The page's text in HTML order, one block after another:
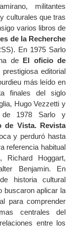
militantes
culturales que tras
varios libros de
de la Recherche
En 1975 Sarlo
de El oficio de
editorial
más leído en
finales del siglo
Hugo Vezzetti y
de 1978 Sarlo y
de Vista. Revista
y perduró hasta
referencia habitual
Hoggart,
Benjamin. En
historia cultural
buscaron aplicar la
para comprender
centrales del
entre los